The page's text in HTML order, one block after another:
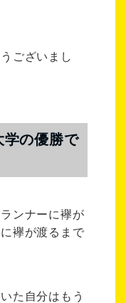
ございまし
学の優勝で
ンナーに襷が
襷が渡るまで
た自分はもう